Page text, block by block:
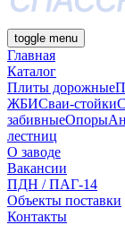
toggle menu
Главная
Каталог
Плиты дорожные
ЖБИСваи-стойки
забивныеОпоры
лестниц
О заводе
Вакансии
ПДН / ПАГ-14
Объекты поставки
Контакты